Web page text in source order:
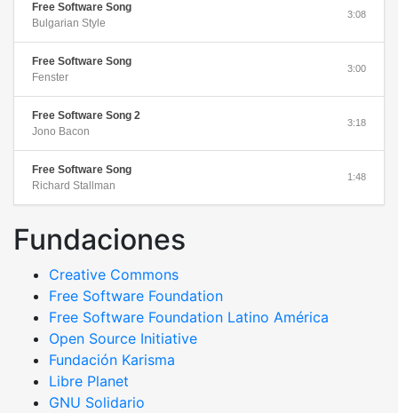
Free Software Song
Bulgarian Style
3:08
Free Software Song
Fenster
3:00
Free Software Song 2
Jono Bacon
3:18
Free Software Song
Richard Stallman
1:48
Fundaciones
Creative Commons
Free Software Foundation
Free Software Foundation Latino América
Open Source Initiative
Fundación Karisma
Libre Planet
GNU Solidario